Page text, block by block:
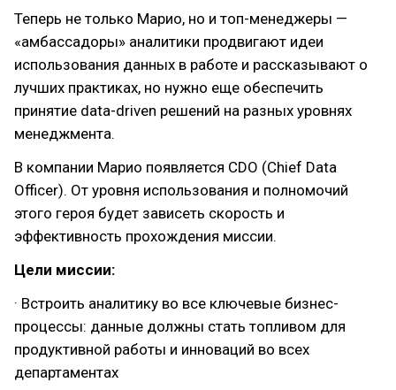
Теперь не только Марио, но и топ-менеджеры —
«амбассадоры» аналитики продвигают идеи
использования данных в работе и рассказывают о
лучших практиках, но нужно еще обеспечить
принятие data-driven решений на разных уровнях
менеджмента.
В компании Марио появляется CDO (Chief Data
Officer). От уровня использования и полномочий
этого героя будет зависеть скорость и
эффективность прохождения миссии.
Цели миссии:
· Встроить аналитику во все ключевые бизнес-
процессы: данные должны стать топливом для
продуктивной работы и инноваций во всех
департаментах